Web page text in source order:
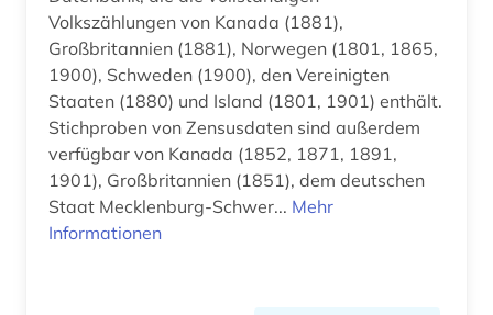
Volkszählungen von Kanada (1881),
Großbritannien (1881), Norwegen (1801, 1865,
1900), Schweden (1900), den Vereinigten
Staaten (1880) und Island (1801, 1901) enthält.
Stichproben von Zensusdaten sind außerdem
verfügbar von Kanada (1852, 1871, 1891,
1901), Großbritannien (1851), dem deutschen
Staat Mecklenburg-Schwer... Mehr
Informationen